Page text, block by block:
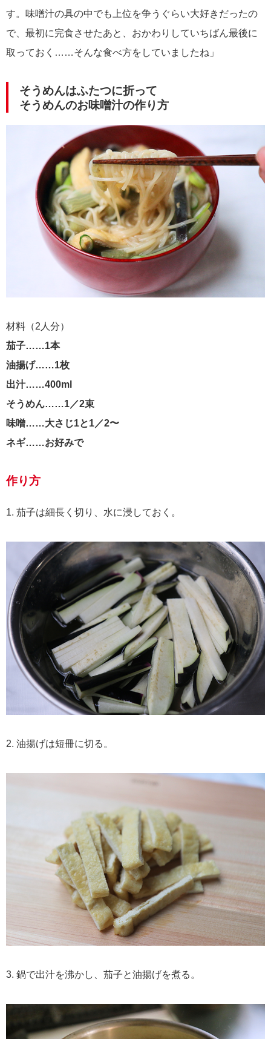
す。味噌汁の具の中でも上位を争うぐらい大好きだったの
で、最初に完食させたあと、おかわりしていちばん最後に
取っておく……そんな食べ方をしていましたね」
そうめんはふたつに折って
そうめんのお味噌汁の作り方
材料（2人分）
茄子……1本
油揚げ……1枚
出汁……400ml
そうめん……1／2束
味噌……大さじ1と1／2〜
ネギ……お好みで
作り方
1. 茄子は細長く切り、水に浸しておく。
2. 油揚げは短冊に切る。
3. 鍋で出汁を沸かし、茄子と油揚げを煮る。